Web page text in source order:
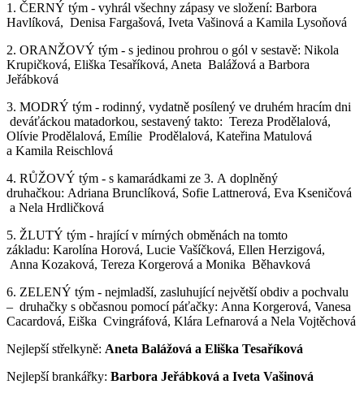
1. ČERNÝ tým - vyhrál všechny zápasy ve složení: Barbora
Havlíková, Denisa Fargašová, Iveta Vašinová a Kamila Lysoňová
2. ORANŽOVÝ tým - s jedinou prohrou o gól v sestavě: Nikola
Krupičková, Eliška Tesaříková, Aneta Balážová a Barbora
Jeřábková
3. MODRÝ tým - rodinný, vydatně posílený ve druhém hracím dni
deváťáckou matadorkou, sestavený takto: Tereza Prodělalová,
Olívie Prodělalová, Emílie Prodělalová, Kateřina Matulová
a Kamila Reischlová
4. RŮŽOVÝ tým - s kamarádkami ze 3. A doplněný
druhačkou: Adriana Brunclíková, Sofie Lattnerová, Eva Kseničová
a Nela Hrdličková
5. ŽLUTÝ tým - hrající v mírných obměnách na tomto
základu: Karolína Horová, Lucie Vašíčková, Ellen Herzigová,
Anna Kozaková, Tereza Korgerová a Monika Běhavková
6. ZELENÝ tým - nejmladší, zasluhující největší obdiv a pochvalu
– druhačky s občasnou pomocí páťačky: Anna Korgerová, Vanesa
Cacardová, Eiška Cvingráfová, Klára Lefnarová a Nela Vojtěchová
Nejlepší střelkyně: Aneta Balážová a Eliška Tesaříková
Nejlepší brankářky: Barbora Jeřábková a Iveta Vašinová